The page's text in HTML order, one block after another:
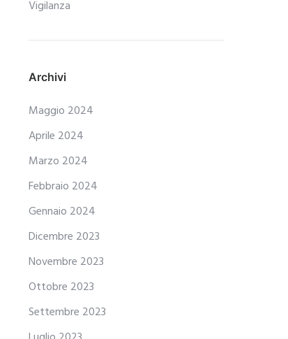
Vigilanza
Archivi
Maggio 2024
Aprile 2024
Marzo 2024
Febbraio 2024
Gennaio 2024
Dicembre 2023
Novembre 2023
Ottobre 2023
Settembre 2023